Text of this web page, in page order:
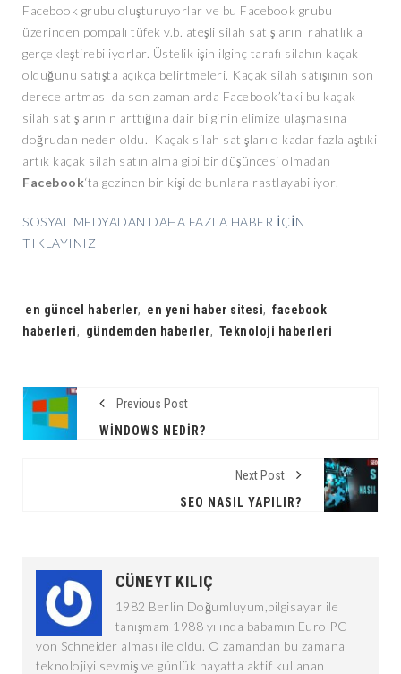
Facebook grubu oluşturuyorlar ve bu Facebook grubu
üzerinden pompalı tüfek v.b. ateşli silah satışlarını rahatlıkla
gerçekleştirebiliyorlar. Üstelik işin ilginç tarafı silahın kaçak
olduğunu satışta açıkça belirtmeleri. Kaçak silah satışının son
derece artması da son zamanlarda Facebook’taki bu kaçak
silah satışlarının arttığına dair bilginin elimize ulaşmasına
doğrudan neden oldu. Kaçak silah satışları o kadar fazlalaştıki
artık kaçak silah satın alma gibi bir düşüncesi olmadan
Facebook‘ta gezinen bir kişi de bunlara rastlayabiliyor.
SOSYAL MEDYADAN DAHA FAZLA HABER İÇİN
TIKLAYINIZ
Tags:
en güncel haberler, en yeni haber sitesi, facebook
haberleri, gündemden haberler, Teknoloji haberleri
Previous Post
WINDOWS NEDIR?
Next Post
SEO NASIL YAPILIR?
CÜNEYT KILIÇ
1982 Berlin Doğumluyum,bilgisayar ile
tanışmam 1988 yılında babamın Euro PC
von Schneider alması ile oldu. O zamandan bu zamana
teknolojiyi sevmiş ve günlük hayatta aktif kullanan